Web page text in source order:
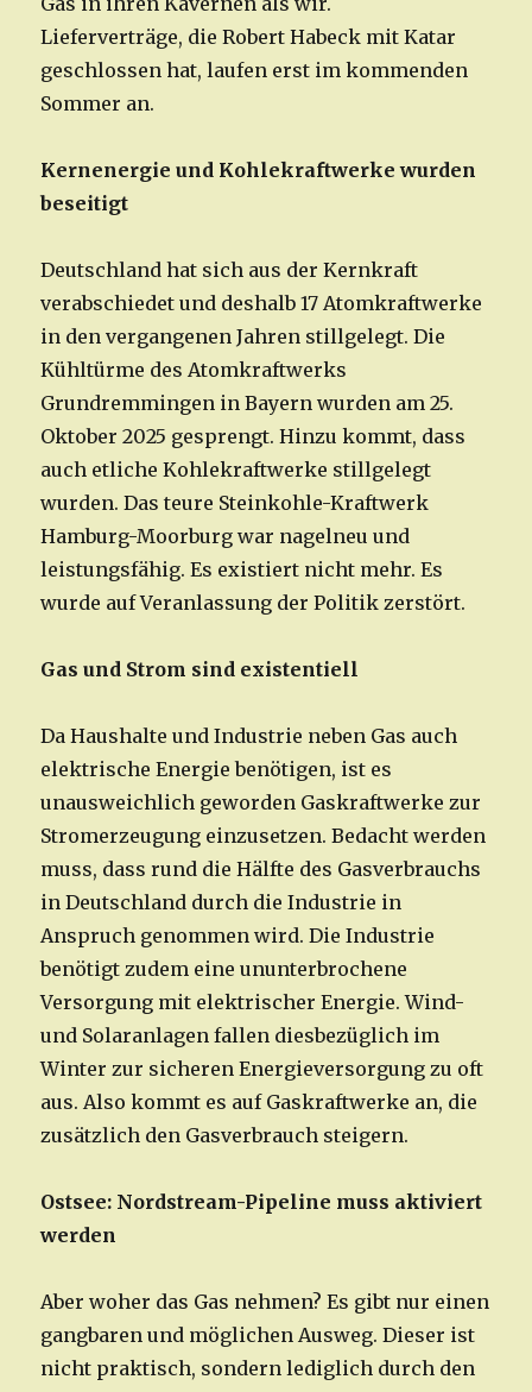
Lieferverträge, die Robert Habeck mit Katar
geschlossen hat, laufen erst im kommenden
Sommer an.
Kernenergie und Kohlekraftwerke wurden
beseitigt
Deutschland hat sich aus der Kernkraft
verabschiedet und deshalb 17 Atomkraftwerke
in den vergangenen Jahren stillgelegt. Die
Kühltürme des Atomkraftwerks
Grundremmingen in Bayern wurden am 25.
Oktober 2025 gesprengt. Hinzu kommt, dass
auch etliche Kohlekraftwerke stillgelegt
wurden. Das teure Steinkohle-Kraftwerk
Hamburg-Moorburg war nagelneu und
leistungsfähig. Es existiert nicht mehr. Es
wurde auf Veranlassung der Politik zerstört.
Gas und Strom sind existentiell
Da Haushalte und Industrie neben Gas auch
elektrische Energie benötigen, ist es
unausweichlich geworden Gaskraftwerke zur
Stromerzeugung einzusetzen. Bedacht werden
muss, dass rund die Hälfte des Gasverbrauchs
in Deutschland durch die Industrie in
Anspruch genommen wird. Die Industrie
benötigt zudem eine ununterbrochene
Versorgung mit elektrischer Energie. Wind-
und Solaranlagen fallen diesbezüglich im
Winter zur sicheren Energieversorgung zu oft
aus. Also kommt es auf Gaskraftwerke an, die
zusätzlich den Gasverbrauch steigern.
Ostsee: Nordstream-Pipeline muss aktiviert
werden
Aber woher das Gas nehmen? Es gibt nur einen
gangbaren und möglichen Ausweg. Dieser ist
nicht praktisch, sondern lediglich durch den